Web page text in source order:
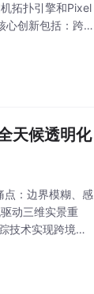
拓扑引擎和Pixel
心创新包括：跨
天候透明化
点：边界模糊、感
动三维实景重
技术实现跨境目